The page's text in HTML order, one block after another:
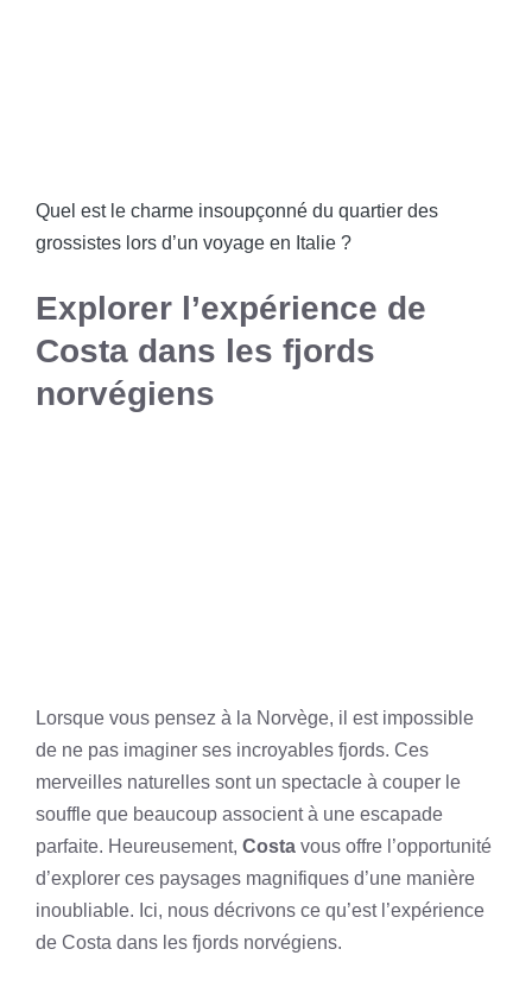
Quel est le charme insoupçonné du quartier des
grossistes lors d’un voyage en Italie ?
Explorer l’expérience de
Costa dans les fjords
norvégiens
Lorsque vous pensez à la Norvège, il est impossible
de ne pas imaginer ses incroyables fjords. Ces
merveilles naturelles sont un spectacle à couper le
souffle que beaucoup associent à une escapade
parfaite. Heureusement, Costa vous offre l’opportunité
d’explorer ces paysages magnifiques d’une manière
inoubliable. Ici, nous décrivons ce qu’est l’expérience
de Costa dans les fjords norvégiens.